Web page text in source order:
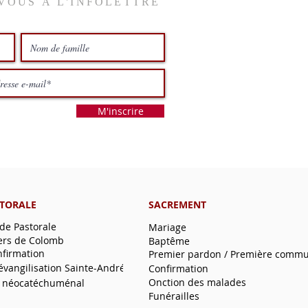
M'inscrire
Pastorale
de Colomb
Sainte-André
SACREMENT
Mariage
Premier pardon / Première
Baptême
Confirmation
Onction des malades
Funérailles